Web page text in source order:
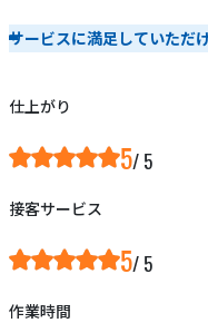
サービスに満足していただ
仕上がり
5
接客サービス
5
作業時間